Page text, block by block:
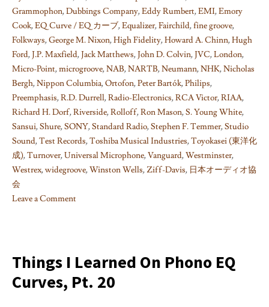
Grammophon,Dubbings Company,Eddy Rumbert,EMI,Emory
Cook,EQ Curve / EQ カーブ,Equalizer,Fairchild,fine groove,
Folkways,George M. Nixon,High Fidelity,Howard A. Chinn,Hugh
Ford,J.P. Maxfield,Jack Matthews,John D. Colvin,JVC,London,
Micro-Point,microgroove,NAB,NARTB,Neumann,NHK,Nicholas
Bergh,Nippon Columbia,Ortofon,Peter Bartók,Philips,
Preemphasis,R.D. Durrell,Radio-Electronics,RCA Victor,RIAA,
Richard H. Dorf,Riverside,Rolloff,Ron Mason,S. Young White,
Sansui,Shure,SONY,Standard Radio,Stephen F. Temmer,Studio
Sound,Test Records,Toshiba Musical Industries,Toyokasei (東洋化
成),Turnover,Universal Microphone,Vanguard,Westminster,
Westrex,widegroove,Winston Wells, Ziff-Davis, 日本オーディオ協
会
Leave a Comment
learned
on
Phono
Things I Learned On Phono EQ
Curves, Pt. 20